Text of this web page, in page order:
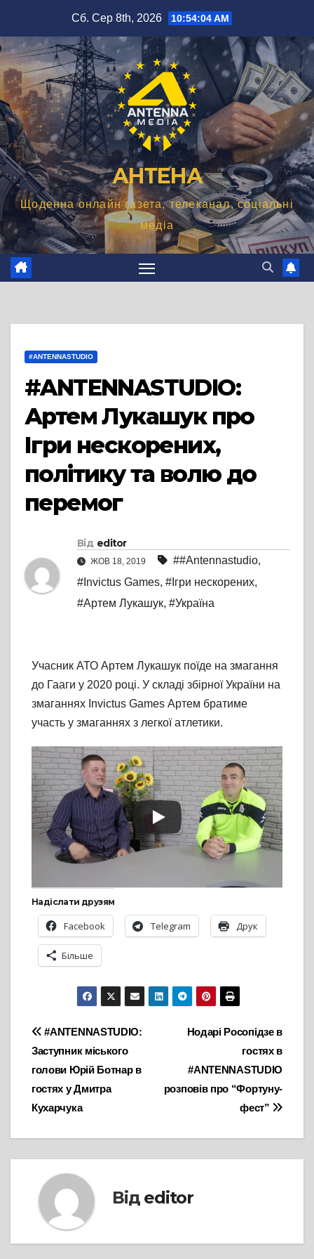
вмісту
Сб. Сер 8th, 2026 10:54:05 AM
АНТЕНА
Щоденна онлайн газета, телеканал, соціальні
медіа
#ANTENNASTUDIO
#ANTENNASTUDIO:
Артем Лукашук про
Ігри нескорених,
політику та волю до
перемог
Від editor
ЖОВ 18, 2019 ##Antennastudio,
#Invictus Games, #Ігри нескорених,
#Артем Лукашук, #Україна
Учасник АТО Артем Лукашук поїде на змагання
до Гааги у 2020 році. У складі збірної України на
змаганнях Invictus Games Артем братиме
участь у змаганнях з легкої атлетики.
Надіслати друзям
Facebook Telegram Друк
Більше
Навігація
записів
Нодарі Росопідзе в
гостях в
#ANTENNASTUDIO
розповів про “Фортуну-
фест”
#ANTENNASTUDIO:
Заступник міського
голови Юрій Ботнар в
гостях у Дмитра
Кухарчука
Від editor